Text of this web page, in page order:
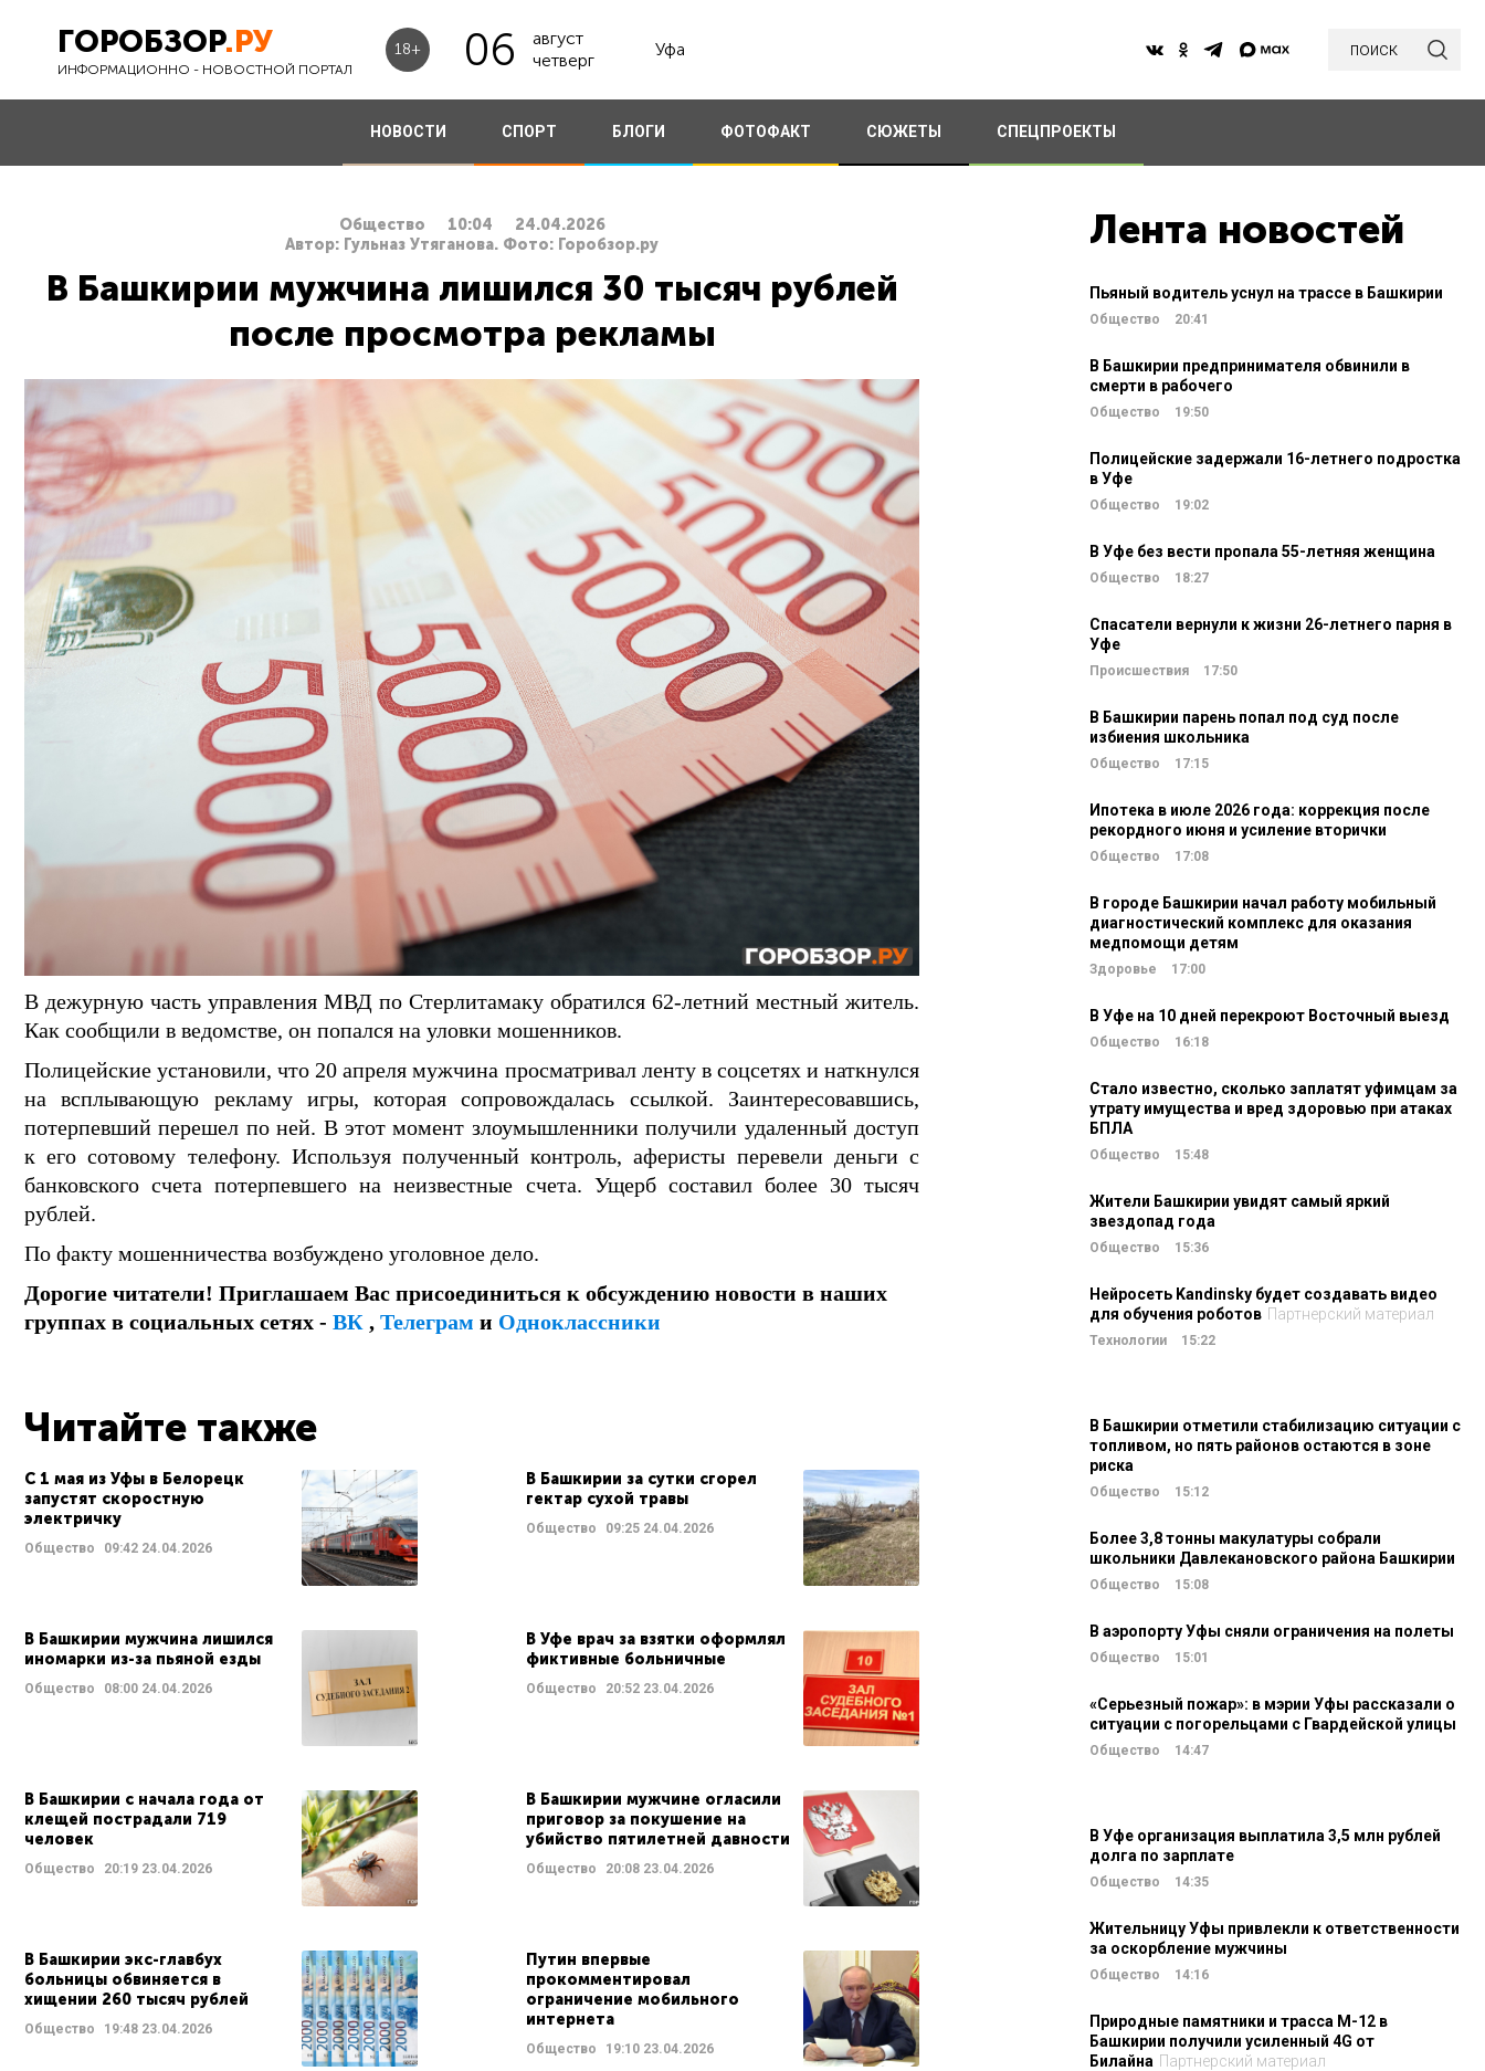
ГОРОБЗОР.РУ
ИНФОРМАЦИОННО - НОВОСТНОЙ ПОРТАЛ
18+ 06
август
четверг
Уфа поиск
НОВОСТИ СПОРТ БЛОГИ ФОТОФАКТ СЮЖЕТЫ СПЕЦПРОЕКТЫ
Общество 10:04
24.04.2026
Автор: Гульназ Утяганова. Фото: Горобзор.ру
В Башкирии мужчина лишился 30 тысяч рублей
после просмотра рекламы
В дежурную часть управления МВД по Стерлитамаку обратился 62-летний местный житель.
Как сообщили в ведомстве, он попался на уловки мошенников.
Полицейские установили, что 20 апреля мужчина просматривал ленту в соцсетях и наткнулся
на всплывающую рекламу игры, которая сопровождалась ссылкой. Заинтересовавшись,
потерпевший перешел по ней. В этот момент злоумышленники получили удаленный доступ
к его сотовому телефону. Используя полученный контроль, аферисты перевели деньги с
банковского счета потерпевшего на неизвестные счета. Ущерб составил более 30 тысяч
рублей.
По факту мошенничества возбуждено уголовное дело.
Дорогие читатели! Приглашаем Вас присоединиться к обсуждению новости в наших
группах в социальных сетях - ВК , Телеграм и Одноклассники
Читайте также
С 1 мая из Уфы в Белорецк
запустят скоростную
электричку
Общество 09:42 24.04.2026
В Башкирии за сутки сгорел
гектар сухой травы
Общество 09:2524.04.2026
В Башкирии мужчина лишился
иномарки из-за пьяной езды
Общество 08:00 24.04.2026
В Уфе врач за взятки оформлял
фиктивные больничные
Общество 20:5223.04.2026
В Башкирии с начала года от
клещей пострадали 719
человек
Общество 20:19 23.04.2026
В Башкирии мужчине огласили
приговор за покушение на
убийство пятилетней давности
Общество 20:0823.04.2026
В Башкирии экс-главбух
больницы обвиняется в
хищении 260 тысяч рублей
Общество 19:48 23.04.2026
Путин впервые
прокомментировал
ограничение мобильного
интернета
Общество 19:1023.04.2026
Лента новостей
Пьяный водитель уснул на трассе в Башкирии
Общество 20:41
В Башкирии предпринимателя обвинили в
смерти в рабочего
Общество 19:50
Полицейские задержали 16-летнего подростка
в Уфе
Общество 19:02
В Уфе без вести пропала 55-летняя женщина
Общество 18:27
Спасатели вернули к жизни 26-летнего парня в
Уфе
Происшествия 17:50
В Башкирии парень попал под суд после
избиения школьника
Общество 17:15
Ипотека в июле 2026 года: коррекция после
рекордного июня и усиление вторички
Общество 17:08
В городе Башкирии начал работу мобильный
диагностический комплекс для оказания
медпомощи детям
Здоровье 17:00
В Уфе на 10 дней перекроют Восточный выезд
Общество 16:18
Стало известно, сколько заплатят уфимцам за
утрату имущества и вред здоровью при атаках
БПЛА
Общество 15:48
Жители Башкирии увидят самый яркий
звездопад года
Общество 15:36
Нейросеть Kandinsky будет создавать видео
для обучения роботов Партнерский материал
Технологии 15:22
В Башкирии отметили стабилизацию ситуации с
топливом, но пять районов остаются в зоне
риска
Общество 15:12
Более 3,8 тонны макулатуры собрали
школьники Давлекановского района Башкирии
Общество 15:08
В аэропорту Уфы сняли ограничения на полеты
Общество 15:01
«Серьезный пожар»: в мэрии Уфы рассказали о
ситуации с погорельцами с Гвардейской улицы
Общество 14:47
В Уфе организация выплатила 3,5 млн рублей
долга по зарплате
Общество 14:35
Жительницу Уфы привлекли к ответственности
за оскорбление мужчины
Общество 14:16
Природные памятники и трасса М-12 в
Башкирии получили усиленный 4G от
Билайна Партнерский материал